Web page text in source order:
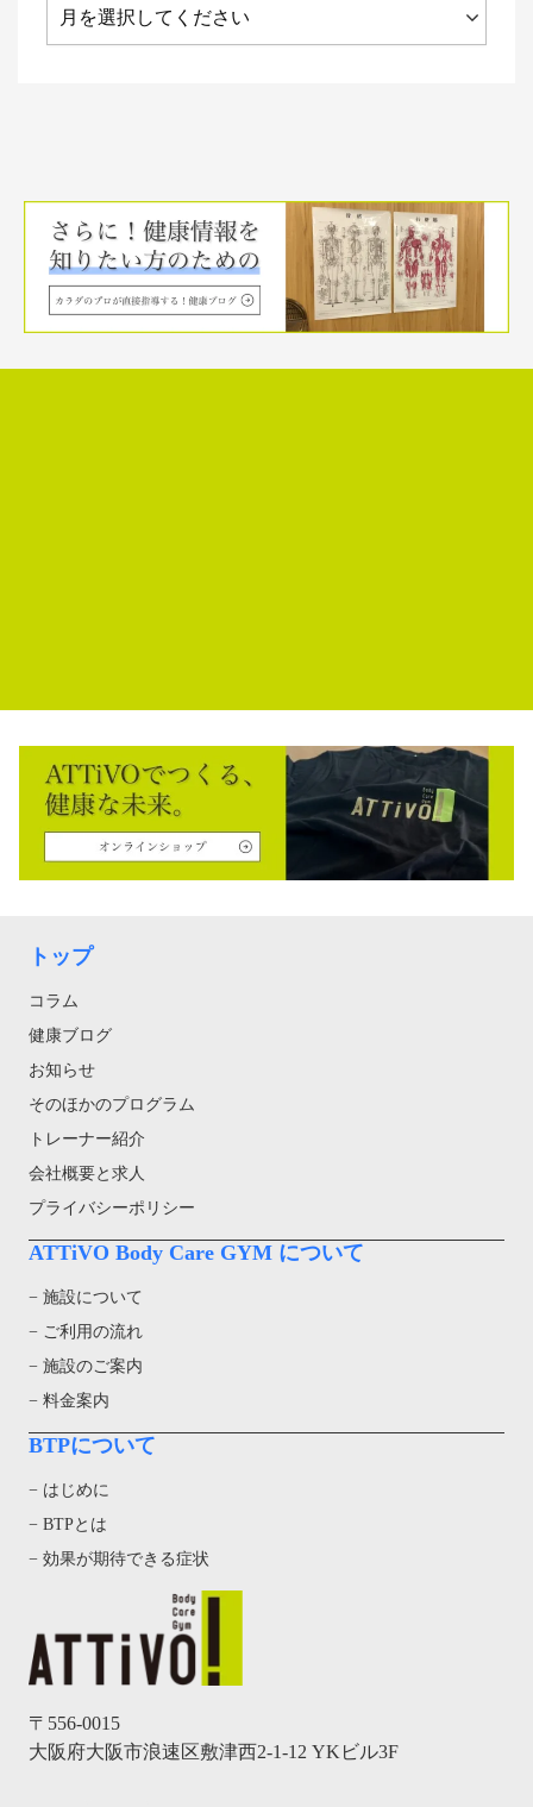
〒556-0015
大阪府大阪市浪速区敷津西2-1-12 YKビル3F
トップ
コラム
健康ブログ
お知らせ
そのほかのプログラム
トレーナー紹介
会社概要と求人
プライバシーポリシー
ATTiVO Body Care GYM について
− 施設について
− ご利用の流れ
− 施設のご案内
− 料金案内
BTPについて
− はじめに
− BTPとは
− 効果が期待できる症状